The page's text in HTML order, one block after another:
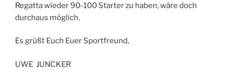
Regatta wieder 90-100 Starter zu haben, wäre doch
durchaus möglich.
Es grüßt Euch Euer Sportfreund,
UWE JUNCKER